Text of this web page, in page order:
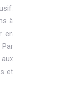
à
en
et